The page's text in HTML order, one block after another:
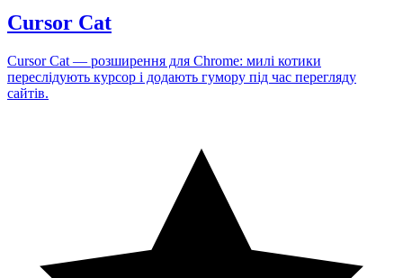
Cursor Cat
Cursor Cat — розширення для Chrome: милі котики
переслідують курсор і додають гумору під час перегляду
сайтів.